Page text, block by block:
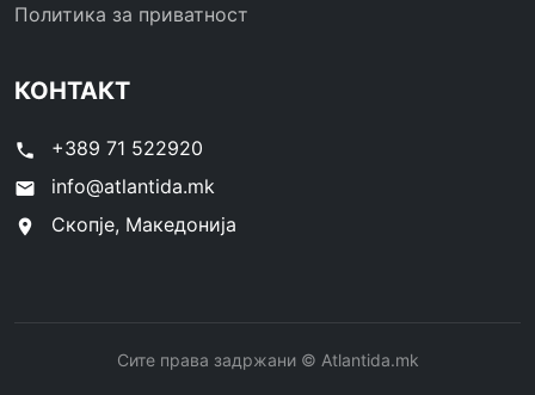
Политика за приватност
КОНТАКТ
phone +389 71 522920
email info@atlantida.mk
location_on Скопје, Македонија
Сите права задржани © Atlantida.mk